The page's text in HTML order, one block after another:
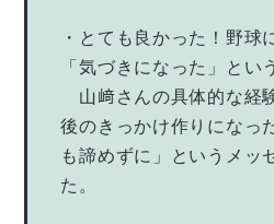
・とても良かった！野球
「気づきになった」とい
山﨑さんの具体的な経
後のきっかけ作りになっ
も諦めずに」というメッ
た。